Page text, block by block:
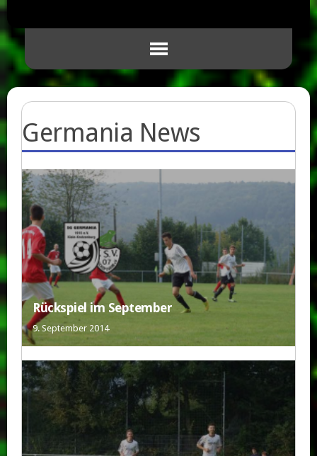
Germania News
Rückspiel im September
9. September 2014